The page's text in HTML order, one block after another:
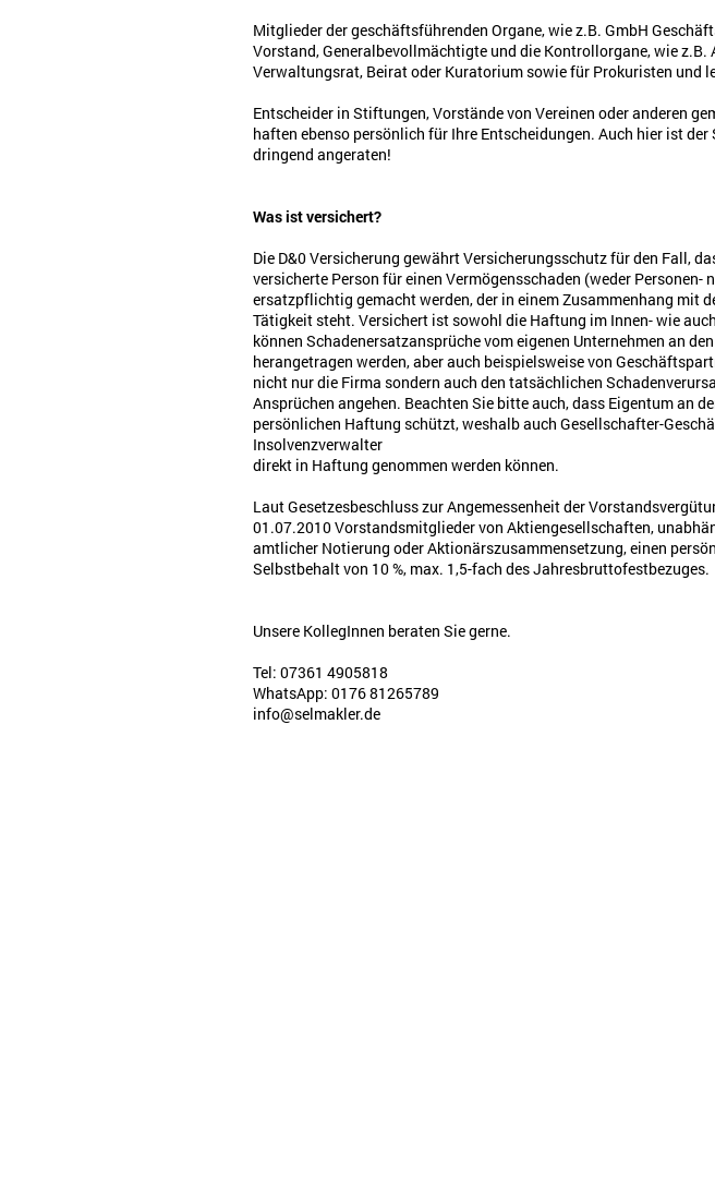
Mitglieder der geschäftsführenden Organe, wie z.B. GmbH
Vorstand, Generalbevollmächtigte und die Kontrollorgane, wie z.B.
Verwaltungsrat, Beirat oder Kuratorium sowie für Prokuristen und
Entscheider in Stiftungen, Vorstände von Vereinen oder anderen
haften ebenso persönlich für Ihre Entscheidungen. Auch hier ist der
dringend angeraten!
Was ist versichert?
Die D&0 Versicherung gewährt Versicherungsschutz für den Fall,
versicherte Person für einen Vermögensschaden (weder Personen-
ersatzpflichtig gemacht werden, der in einem Zusammenhang mit
Tätigkeit steht. Versichert ist sowohl die Haftung im Innen- wie
können Schadenersatzansprüche vom eigenen Unternehmen an
herangetragen werden, aber auch beispielsweise von
nicht nur die Firma sondern auch den tatsächlichen
Ansprüchen angehen. Beachten Sie bitte auch, dass Eigentum an
persönlichen Haftung schützt, weshalb auch Gesellschafter-
Insolvenzverwalter
direkt in Haftung genommen werden können.
Laut Gesetzesbeschluss zur Angemessenheit der
01.07.2010 Vorstandsmitglieder von Aktiengesellschaften,
amtlicher Notierung oder Aktionärszusammensetzung, einen
Selbstbehalt von 10 %, max. 1,5-fach des Jahresbruttofestbezuges.
Unsere KollegInnen beraten Sie gerne.
Tel: 07361 4905818
WhatsApp: 0176 81265789
info@selmakler.de